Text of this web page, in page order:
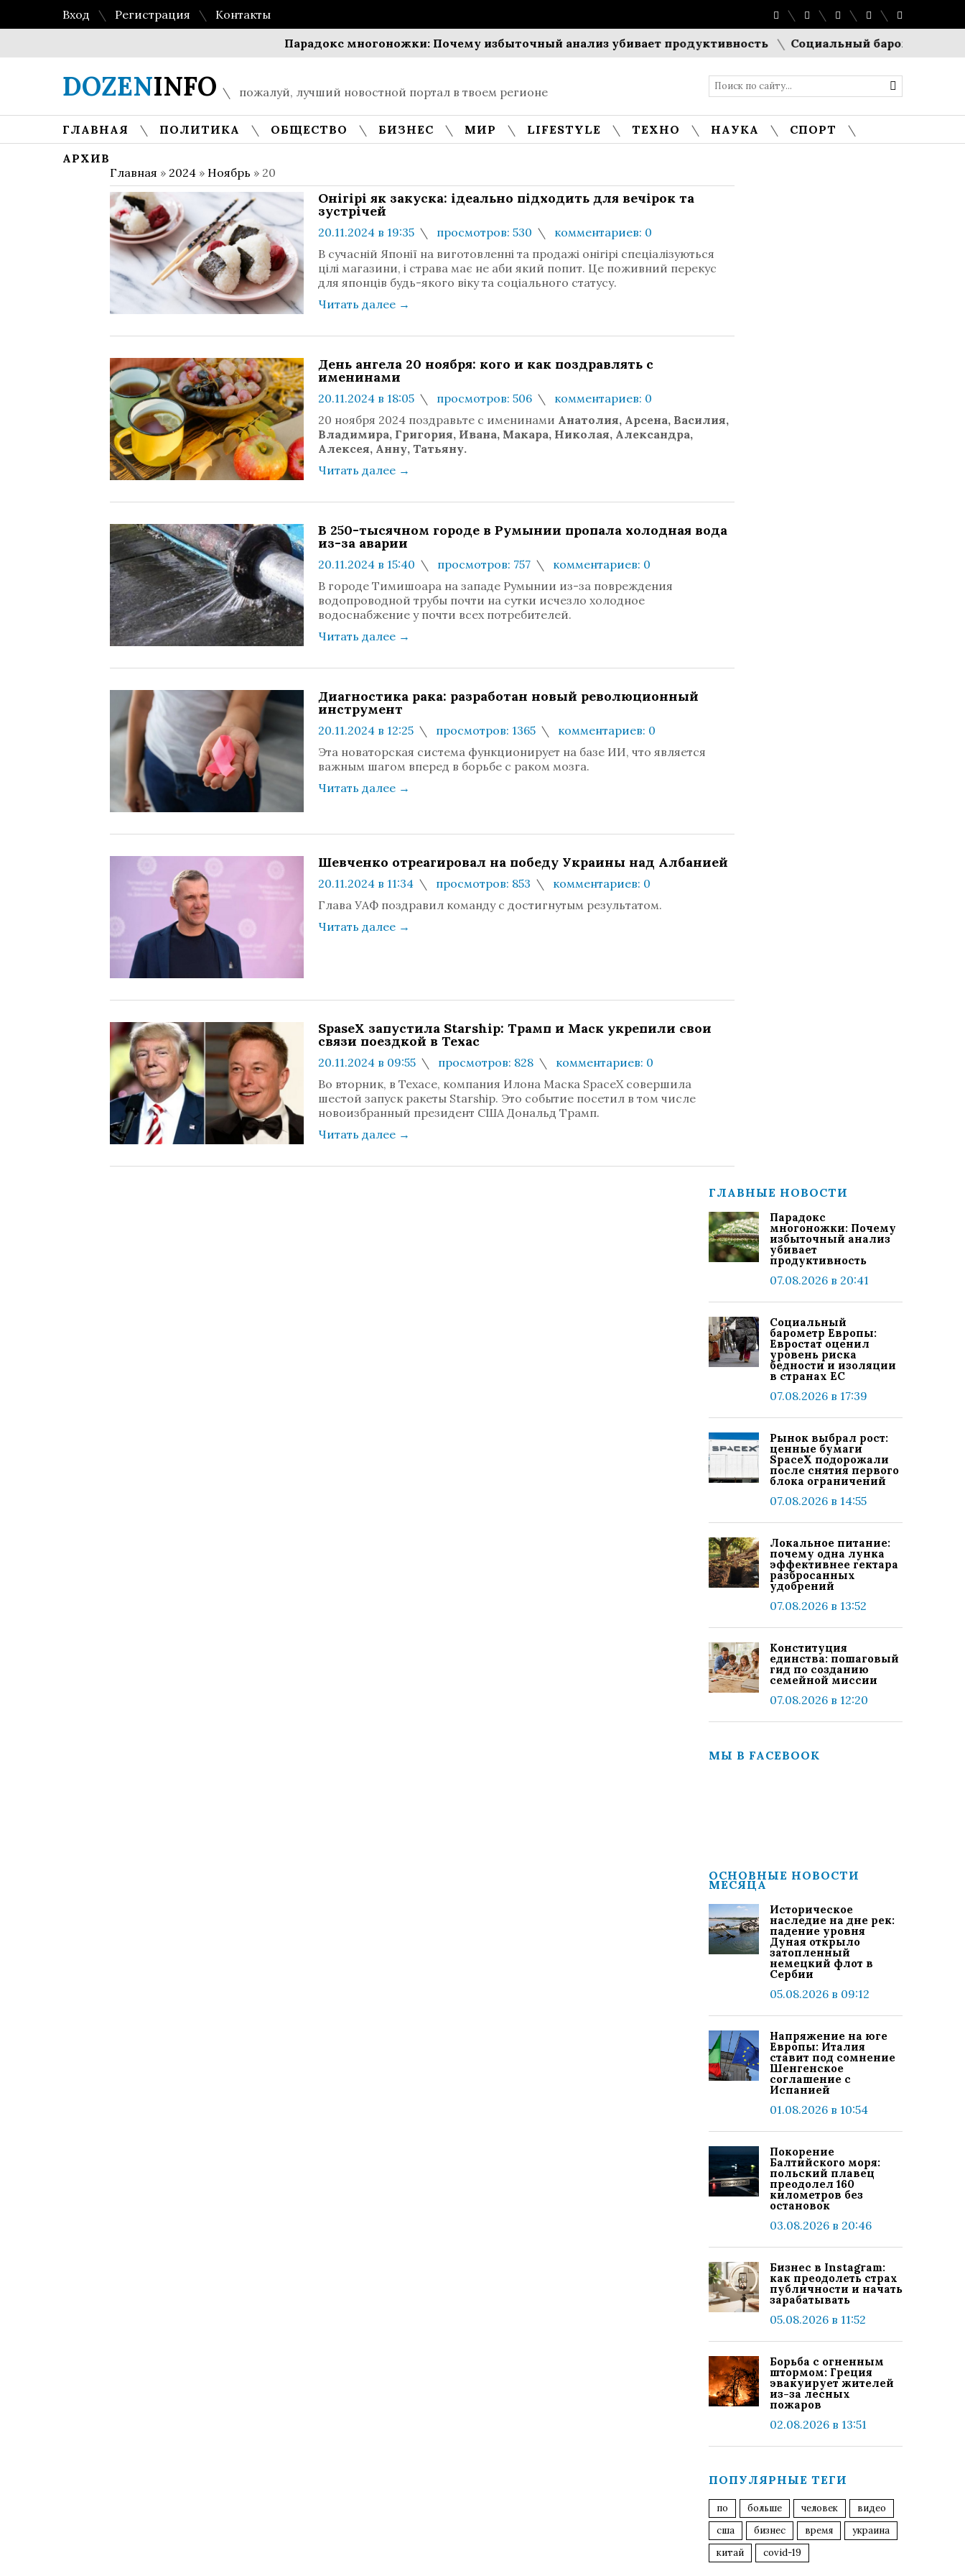
Вход Регистрация
Контакты
Парадокс многоножки: Почему избыточный анализ убивает продуктивность
Социальный барометр Европы:
DOZENINFO пожалуй, лучший новостной портал в твоем регионе
ГЛАВНАЯ ПОЛИТИКА ОБЩЕСТВО БИЗНЕС МИР LIFESTYLE ТЕХНО НАУКА
СПОРТ
АРХИВ
Главная » 2024 » Ноябрь » 20
Онігірі як закуска: ідеально підходить для вечірок та
зустрічей
20.11.2024 в 19:35 просмотров: 530
комментариев: 0
В сучасній Японії на виготовленні та продажі онігірі спеціалізуються
цілі магазини, і страва має не аби який попит. Це поживний перекус
для японців будь-якого віку та соціального статусу.
Читать далее →
День ангела 20 ноября: кого и как поздравлять с
именинами
20.11.2024 в 18:05 просмотров: 506
комментариев: 0
20 ноября 2024 поздравьте с именинами Анатолия, Арсена, Василия,
Владимира, Григория, Ивана, Макара, Николая, Александра,
Алексея, Анну, Татьяну.
Читать далее →
В 250-тысячном городе в Румынии пропала холодная вода
из-за аварии
20.11.2024 в 15:40 просмотров: 757
комментариев: 0
В городе Тимишоара на западе Румынии из-за повреждения
водопроводной трубы почти на сутки исчезло холодное
водоснабжение у почти всех потребителей.
Читать далее →
Диагностика рака: разработан новый революционный
инструмент
20.11.2024 в 12:25 просмотров: 1365
комментариев: 0
Эта новаторская система функционирует на базе ИИ, что является
важным шагом вперед в борьбе с раком мозга.
Читать далее →
Шевченко отреагировал на победу Украины над Албанией
20.11.2024 в 11:34 просмотров: 853
комментариев: 0
Глава УАФ поздравил команду с достигнутым результатом.
Читать далее →
SpaseX запустила Starship: Трамп и Маск укрепили свои
связи поездкой в Техас
20.11.2024 в 09:55 просмотров: 828
комментариев: 0
Во вторник, в Техасе, компания Илона Маска SpaceX совершила
шестой запуск ракеты Starship. Это событие посетил в том числе
новоизбранный президент США Дональд Трамп.
Читать далее →
ГЛАВНЫЕ НОВОСТИ
Парадокс
многоножки: Почему
избыточный анализ
убивает
продуктивность
07.08.2026 в 20:41
Социальный
барометр Европы:
Евростат оценил
уровень риска
бедности и изоляции
в странах ЕС
07.08.2026 в 17:39
Рынок выбрал рост:
ценные бумаги
SpaceX подорожали
после снятия первого
блока ограничений
07.08.2026 в 14:55
Локальное питание:
почему одна лунка
эффективнее гектара
разбросанных
удобрений
07.08.2026 в 13:52
Конституция
единства: пошаговый
гид по созданию
семейной миссии
07.08.2026 в 12:20
МЫ В FACEBOOK
ОСНОВНЫЕ НОВОСТИ
МЕСЯЦА
Историческое
наследие на дне рек:
падение уровня
Дуная открыло
затопленный
немецкий флот в
Сербии
05.08.2026 в 09:12
Напряжение на юге
Европы: Италия
ставит под сомнение
Шенгенское
соглашение с
Испанией
01.08.2026 в 10:54
Покорение
Балтийского моря:
польский плавец
преодолел 160
километров без
остановок
03.08.2026 в 20:46
Бизнес в Instagram:
как преодолеть страх
публичности и начать
зарабатывать
05.08.2026 в 11:52
Борьба с огненным
штормом: Греция
эвакуирует жителей
из-за лесных
пожаров
02.08.2026 в 13:51
ПОПУЛЯРНЫЕ ТЕГИ
по больше человек
видео
сша
бизнес время
украина
китай
covid-19